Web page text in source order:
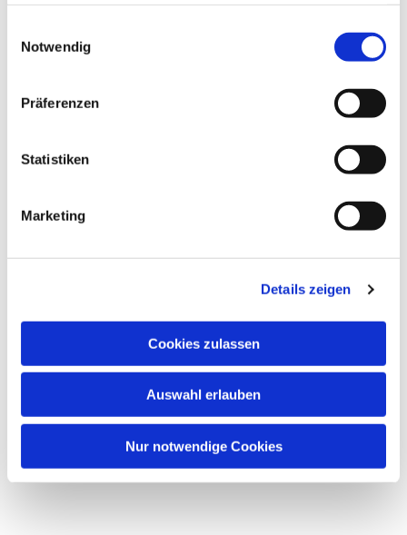
Notwendig
Präferenzen
Statistiken
Marketing
Details zeigen
Cookies zulassen
Auswahl erlauben
Nur notwendige Cookies